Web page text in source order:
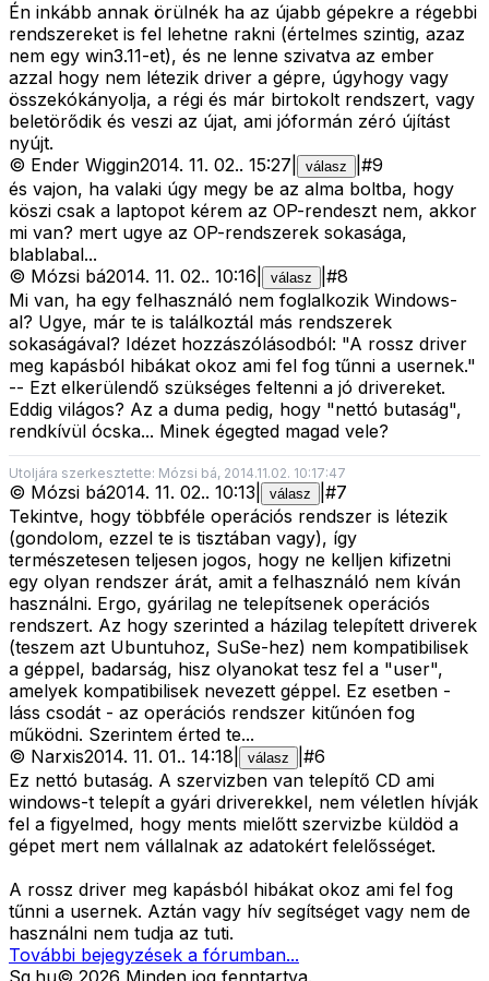
Én inkább annak örülnék ha az újabb gépekre a régebbi
rendszereket is fel lehetne rakni (értelmes szintig, azaz
nem egy win3.11-et), és ne lenne szivatva az ember
azzal hogy nem létezik driver a gépre, úgyhogy vagy
összekókányolja, a régi és már birtokolt rendszert, vagy
beletörődik és veszi az újat, ami jóformán zéró újítást
nyújt.
© Ender Wiggin2014. 11. 02.. 15:27 válasz #9
és vajon, ha valaki úgy megy be az alma boltba, hogy
köszi csak a laptopot kérem az OP-rendeszt nem, akkor
mi van? mert ugye az OP-rendszerek sokasága,
blablabal...
© Mózsi bá2014. 11. 02.. 10:16 válasz #8
Mi van, ha egy felhasználó nem foglalkozik Windows-
al? Ugye, már te is találkoztál más rendszerek
sokaságával? Idézet hozzászólásodból: "A rossz driver
meg kapásból hibákat okoz ami fel fog tűnni a usernek."
-- Ezt elkerülendő szükséges feltenni a jó drivereket.
Eddig világos? Az a duma pedig, hogy "nettó butaság",
rendkívül ócska... Minek égegted magad vele?
Utoljára szerkesztette: Mózsi bá, 2014.11.02. 10:17:47
© Mózsi bá2014. 11. 02.. 10:13 válasz #7
Tekintve, hogy többféle operációs rendszer is létezik
(gondolom, ezzel te is tisztában vagy), így
természetesen teljesen jogos, hogy ne kelljen kifizetni
egy olyan rendszer árát, amit a felhasználó nem kíván
használni. Ergo, gyárilag ne telepítsenek operációs
rendszert. Az hogy szerinted a házilag telepített driverek
(teszem azt Ubuntuhoz, SuSe-hez) nem kompatibilisek
a géppel, badarság, hisz olyanokat tesz fel a "user",
amelyek kompatibilisek nevezett géppel. Ez esetben -
láss csodát - az operációs rendszer kitűnóen fog
működni. Szerintem érted te...
© Narxis2014. 11. 01.. 14:18 válasz #6
Ez nettó butaság. A szervizben van telepítő CD ami
windows-t telepít a gyári driverekkel, nem véletlen hívják
fel a figyelmed, hogy ments mielőtt szervizbe küldöd a
gépet mert nem vállalnak az adatokért felelősséget.
A rossz driver meg kapásból hibákat okoz ami fel fog
tűnni a usernek. Aztán vagy hív segítséget vagy nem de
használni nem tudja az tuti.
További bejegyzések a fórumban...